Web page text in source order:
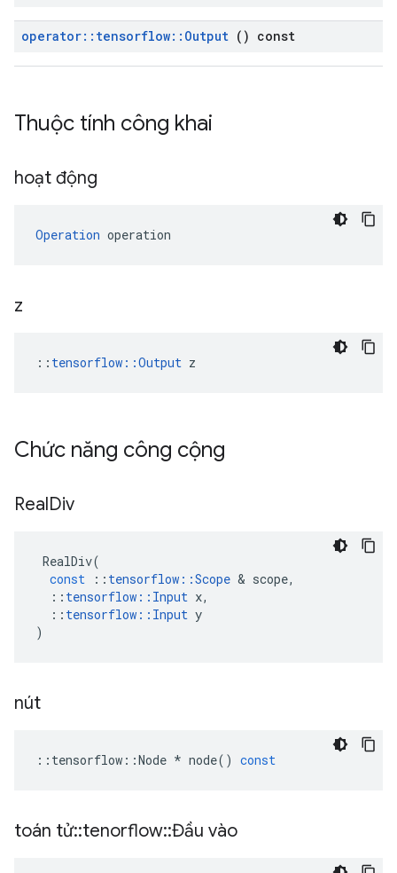
operator:: tensorflow:: Output () const
Thuộc tính công khai
hoạt động
Operation operation
z
:: tensorflow::Output z
Chức năng công cộng
RealDiv
RealDiv(
const
:: tensorflow ::Scope & scope,
:: tensorflow :: Input x,
:: tensorflow :: Input y
)
nút
:: tensorflow ::Node * node() const
toán tử::tenorflow::Đầu vào